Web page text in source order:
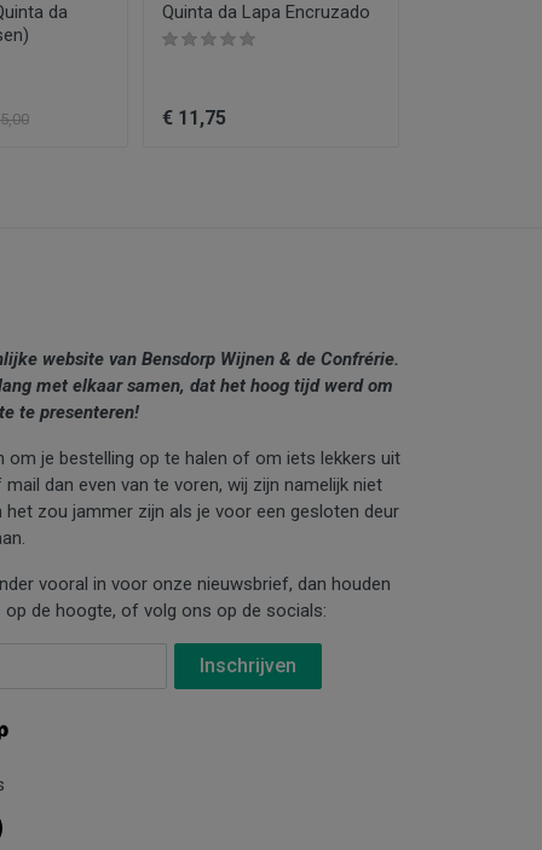
da
Quinta da Lapa Encruzado
€ 11,75
website van Bensdorp Wijnen & de Confrérie.
met elkaar samen, dat het hoog tijd werd om
te presenteren!
om je bestelling op te halen of om iets lekkers uit
dan even van te voren, wij zijn namelijk niet
het zou jammer zijn als je voor een gesloten deur
vooral in voor onze nieuwsbrief, dan houden
op de hoogte, of volg ons op de socials: